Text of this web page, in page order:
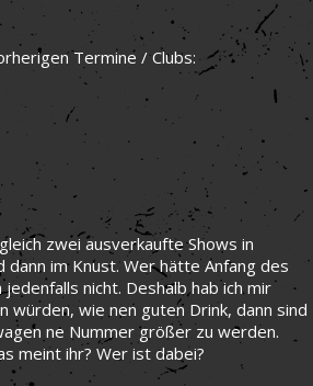
Termine / Clubs:
zwei ausverkaufte Shows in
im Knust. Wer hätte Anfang des
nicht. Deshalb hab ich mir
würden, wie nen guten Drink, dann sind
ne Nummer größer zu werden.
meint ihr? Wer ist dabei?